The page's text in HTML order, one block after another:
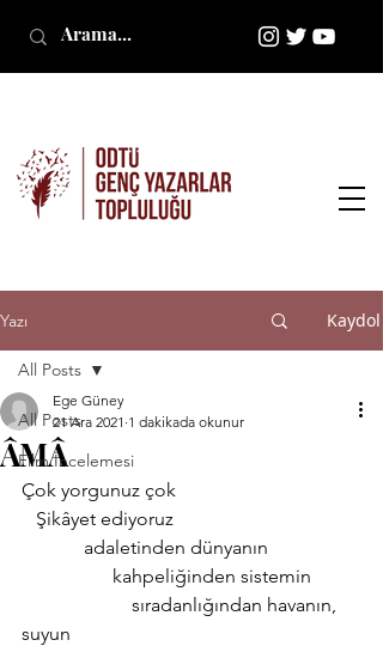
Yazı Kaydol
All Posts
Film İncelemesi
All Posts
ÂMÂ
Ege Güney
21 Ara 2021 1 dakikada okunur
Çok yorgunuz çok
   Şikâyet ediyoruz
             adaletinden dünyanın
                   kahpeliğinden sistemin
suyun